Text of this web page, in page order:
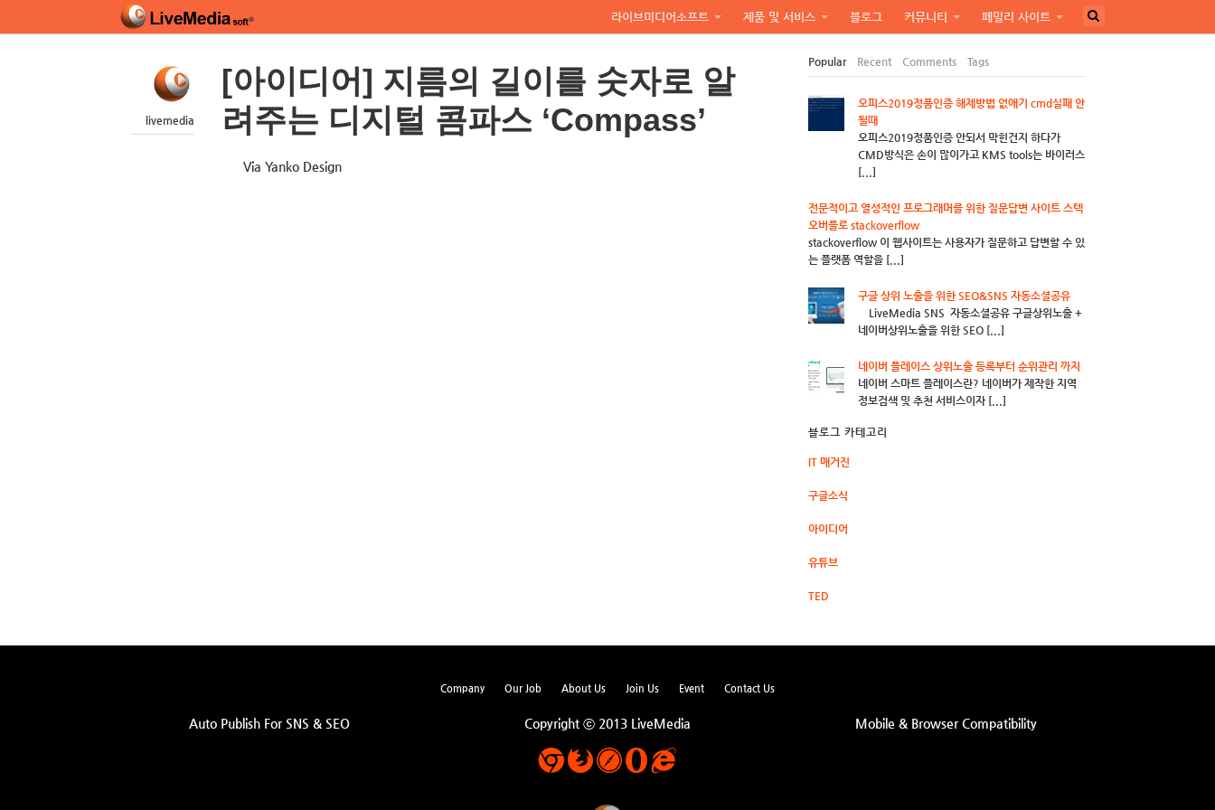
라이브미디어소프트 제품 및 서비스 블로그 커뮤니티 페밀리 사이트
livemedia
[아이디어] 지름의 길이를 숫자로 알
려주는 디지털 콤파스 ‘Compass’
Via Yanko Design
Popular Recent Comments Tags
오피스2019정품인증 해제방법 없애기 cmd실패 안
될때
오피스2019정품인증 안되서 막힌건지 하다가
CMD방식은 손이 많이가고 KMS tools는 바이러스
[...]
전문적이고 열성적인 프로그래머를 위한 질문답변 사이트 스텍
오버플로 stackoverflow
stackoverflow 이 웹사이트는 사용자가 질문하고 답변할 수 있
는 플랫폼 역할을 [...]
구글 상위 노출을 위한 SEO&SNS 자동소셜공유
LiveMedia SNS 자동소셜공유 구글상위노출 +
네이버상위노출을 위한 SEO [...]
네이버 플레이스 상위노출 등록부터 순위관리 까지
네이버 스마트 플레이스란? 네이버가 제작한 지역
정보검색 및 추천 서비스이자 [...]
블로그 카테고리
IT 매거진
구글소식
아이디어
유튜브
TED
Company Our Job About Us Join Us Event Contact Us
Auto Publish For SNS & SEO Copyright ⓒ 2013 LiveMedia Mobile & Browser Compatibility